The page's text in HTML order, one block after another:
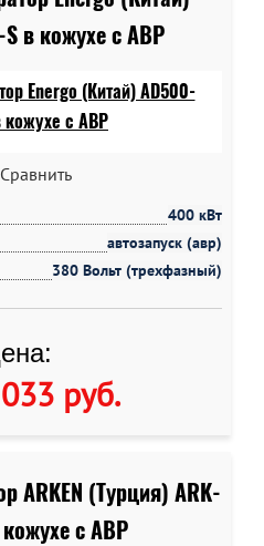
в кожухе c АВР
Сравнить
400 кВт
автозапуск (авр)
380 Вольт (трехфазный)
руб.
ARKEN (Турция) ARK-
c АВР